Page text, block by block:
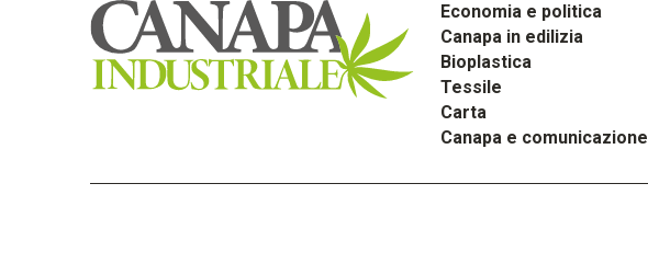
Economia e politica
Canapa in edilizia
Bioplastica
Tessile
Carta
Canapa e comunicazione